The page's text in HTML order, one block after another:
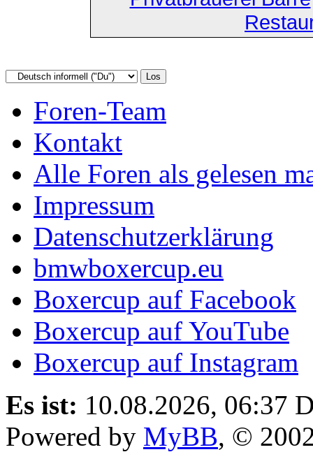
Foren-Team
Kontakt
Alle Foren als gelesen
Impressum
Datenschutzerklärung
bmwboxercup.eu
Boxercup auf Facebook
Boxercup auf YouTube
Boxercup auf Instagram
Es ist: 10.08.2026, 06:37
Powered by MyBB, ©